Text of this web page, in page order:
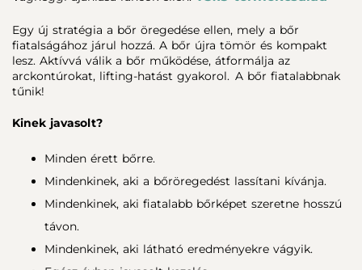
Egy új stratégia a bőr öregedése ellen, mely a bőr
fiatalságához járul hozzá. A bőr újra tömör és kompakt
lesz. Aktívvá válik a bőr működése, átformálja az
arckontúrokat, lifting-hatást gyakorol. A bőr fiatalabbnak
tűnik!
Kinek javasolt?
Minden érett bőrre.
Mindenkinek, aki a bőröregedést lassítani kívánja.
Mindenkinek, aki fiatalabb bőrképet szeretne hosszú
távon.
Mindenkinek, aki látható eredményekre vágyik.